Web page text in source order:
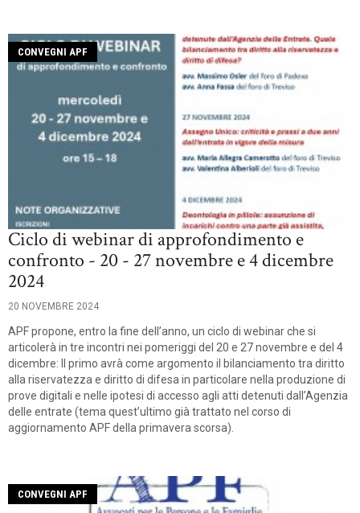
CONVEGNI APF
Ciclo di webinar di approfondimento e
confronto - 20 - 27 novembre e 4 dicembre
2024
20 NOVEMBRE 2024
APF propone, entro la fine dell’anno, un ciclo di webinar che si
articolerà in tre incontri nei pomeriggi del 20 e 27 novembre e del 4
dicembre: Il primo avrà come argomento il bilanciamento tra diritto
alla riservatezza e diritto di difesa in particolare nella produzione di
prove digitali e nelle ipotesi di accesso agli atti detenuti dall’Agenzia
delle entrate (tema quest’ultimo già trattato nel corso di
aggiornamento APF della primavera scorsa).
CONVEGNI APF